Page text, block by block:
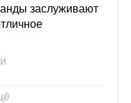
заслуживают